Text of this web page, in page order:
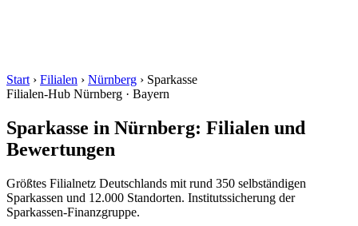
Start › Filialen › Nürnberg › Sparkasse
Filialen-Hub Nürnberg · Bayern
Sparkasse in Nürnberg: Filialen und
Bewertungen
Größtes Filialnetz Deutschlands mit rund 350 selbständigen
Sparkassen und 12.000 Standorten. Institutssicherung der
Sparkassen-Finanzgruppe.